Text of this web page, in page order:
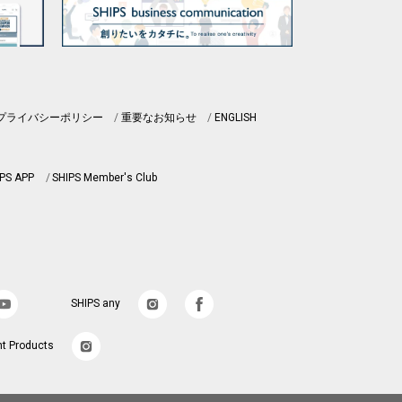
ライバシーポリシー 重要なお知らせ ENGLISH
APP SHIPS Member's Club
SHIPS any
Products